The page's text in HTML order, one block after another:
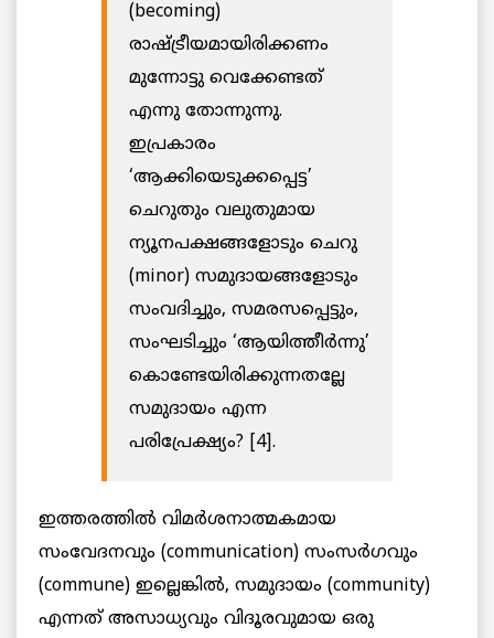
(becoming)
രാഷ്ട്രീയമായിരിക്കണം
മുന്നോട്ടു വെക്കേണ്ടത്
എന്നു തോന്നുന്നു.
ഇപ്രകാരം
‘ആക്കിയെടുക്കപ്പെട്ട’
ചെറുതും വലുതുമായ
ന്യൂനപക്ഷങ്ങളോടും ചെറു
(minor) സമുദായങ്ങളോടും
സംവദിച്ചും, സമരസപ്പെട്ടും,
സംഘടിച്ചും ‘ആയിത്തീർന്നു’
കൊണ്ടേയിരിക്കുന്നതല്ലേ
സമുദായം എന്ന
പരിപ്രേക്ഷ്യം? [4].
ഇത്തരത്തിൽ വിമർശനാത്മകമായ
സംവേദനവും (communication) സംസർഗവും
(commune) ഇല്ലെങ്കിൽ, സമുദായം (community)
എന്നത് അസാധ്യവും വിദൂരവുമായ ഒരു